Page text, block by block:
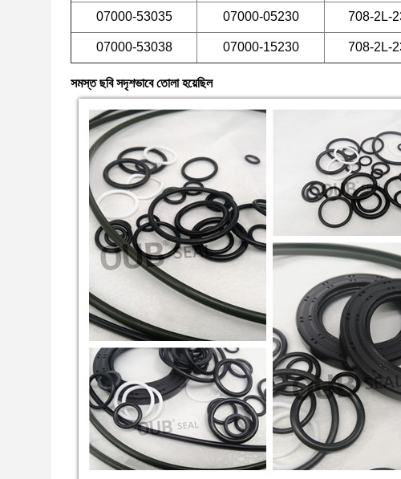
07000-53035 07000-05230 708-2L-
07000-53038 07000-15230 708-2L-
সমস্ত ছবি সদৃশভাবে তোলা হয়েছিল